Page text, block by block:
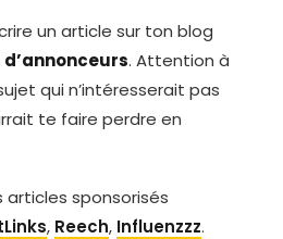
un article sur ton blog
d’annonceurs. Attention à
qui n’intéresserait pas
te faire perdre en
sponsorisés
, Reech, Influenzzz.